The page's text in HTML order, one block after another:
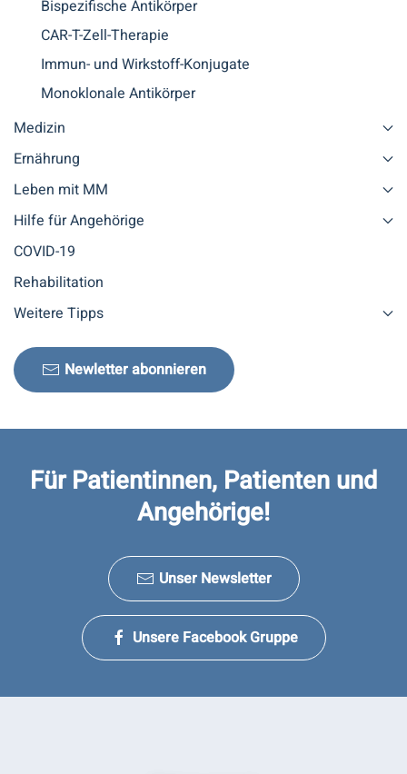
Bispezifische Antikörper
CAR-T-Zell-Therapie
Immun- und Wirkstoff-Konjugate
Monoklonale Antikörper
Medizin
Ernährung
Leben mit MM
Hilfe für Angehörige
COVID-19
Rehabilitation
Weitere Tipps
Newletter abonnieren
Für Patientinnen, Patienten und
Angehörige!
Unser Newsletter
Unsere Facebook Gruppe